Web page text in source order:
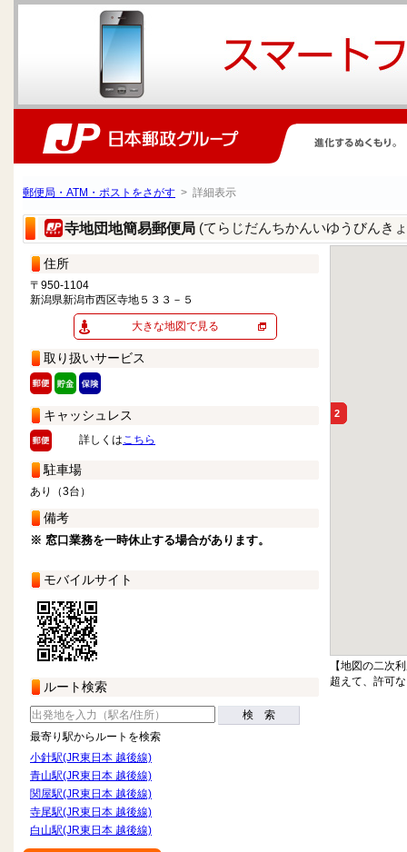
郵便局・ATM・ポストをさがす > 詳細表示
寺地団地簡易郵便局 (てらじだんちかんいゆうびんき
住所
〒950-1104
新潟県新潟市西区寺地５３３－５
大きな地図で見る
取り扱いサービス
キャッシュレス
詳しくはこちら
駐車場
あり（3台）
備考
※ 窓口業務を一時休止する場合があります。
モバイルサイト
ルート検索
検 索
最寄り駅からルートを検索
小針駅(JR東日本 越後線)
青山駅(JR東日本 越後線)
関屋駅(JR東日本 越後線)
寺尾駅(JR東日本 越後線)
白山駅(JR東日本 越後線)
2
【地図の二次
超えて、許可